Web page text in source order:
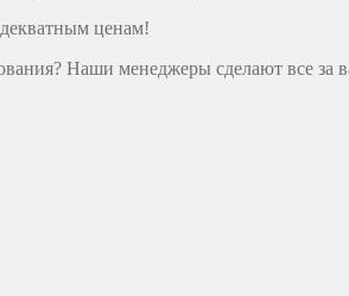
ценам!
Наши менеджеры сделают все за